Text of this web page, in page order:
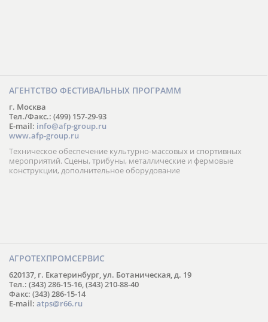
АГЕНТСТВО ФЕСТИВАЛЬНЫХ ПРОГРАММ
г. Москва
Тел./Факс.: (499) 157-29-93
E-mail: info@afp-group.ru
www.afp-group.ru
Техническое обеспечение культурно-массовых и спортивных
мероприятий. Сцены, трибуны, металлические и фермовые
конструкции, дополнительное оборудование
АГРОТЕХПРОМСЕРВИС
620137, г. Екатеринбург, ул. Ботаническая, д. 19
Тел.: (343) 286-15-16, (343) 210-88-40
Факс: (343) 286-15-14
E-mail: atps@r66.ru